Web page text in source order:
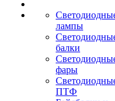
лампы
балки
фары
ПТФ